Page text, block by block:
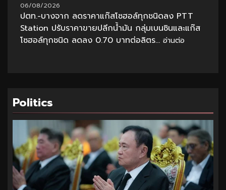
06/08/2026
ปตท.-บางจาก ลดราคาแก๊สโซฮอล์ทุกชนิดลง PTT
Station ปรับราคาขายปลีกน้ำมัน กลุ่มเบนซินและแก๊ส
โซฮอล์ทุกชนิด ลดลง 0.70 บาทต่อลิตร... อ่านต่อ
Politics